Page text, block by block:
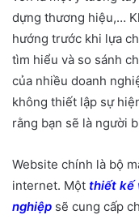
dựng thương hiệu,…
hướng trước khi lựa
tìm hiểu và so sánh
của nhiều doanh
không thiết lập sự
rằng bạn sẽ là người
Website chính là bộ
internet. Một thiết kế
nghiệp sẽ cung cấp